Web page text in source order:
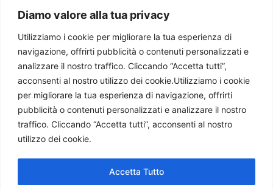
Diamo valore alla tua privacy
Utilizziamo i cookie per migliorare la tua esperienza di
navigazione, offrirti pubblicità o contenuti personalizzati e
analizzare il nostro traffico. Cliccando “Accetta tutti”,
acconsenti al nostro utilizzo dei cookie.Utilizziamo i cookie
per migliorare la tua esperienza di navigazione, offrirti
pubblicità o contenuti personalizzati e analizzare il nostro
traffico. Cliccando “Accetta tutti”, acconsenti al nostro
utilizzo dei cookie.
Accetta Tutto